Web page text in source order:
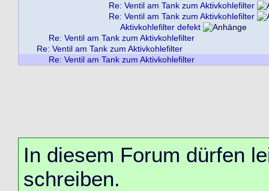
Re: Ventil am Tank zum Aktivkohlefilter
Re: Ventil am Tank zum Aktivkohlefilter
Aktivkohlefilter defekt
Re: Ventil am Tank zum Aktivkohlefilter
Re: Ventil am Tank zum Aktivkohlefilter
Re: Ventil am Tank zum Aktivkohlefilter
In diesem Forum dürfen
schreiben.